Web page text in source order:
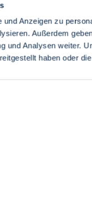
Anzeigen zu
Außerdem
und Analysen weiter.
haben oder